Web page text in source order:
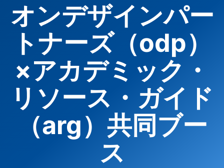
オンデザインパー
トナーズ（odp）
×アカデミック・
リソース・ガイド
（arg）共同ブー
ス